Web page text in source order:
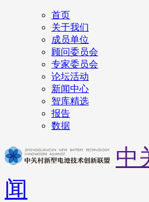
首页
关于我们
成员单位
顾问委员会
专家委员会
论坛活动
新闻中心
智库精选
报告
数据
中
闻